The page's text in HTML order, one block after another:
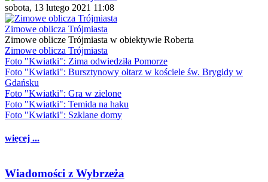
sobota, 13 lutego 2021 11:08
Zimowe oblicza Trójmiasta
Zimowe oblicze Trójmiasta w obiektywie Roberta
Zimowe oblicza Trójmiasta
Foto "Kwiatki": Zima odwiedziła Pomorze
Foto "Kwiatki": Bursztynowy ołtarz w kościele św. Brygidy w
Gdańsku
Foto "Kwiatki": Gra w zielone
Foto "Kwiatki": Temida na haku
Foto "Kwiatki": Szklane domy
więcej ...
Wiadomości z Wybrzeża